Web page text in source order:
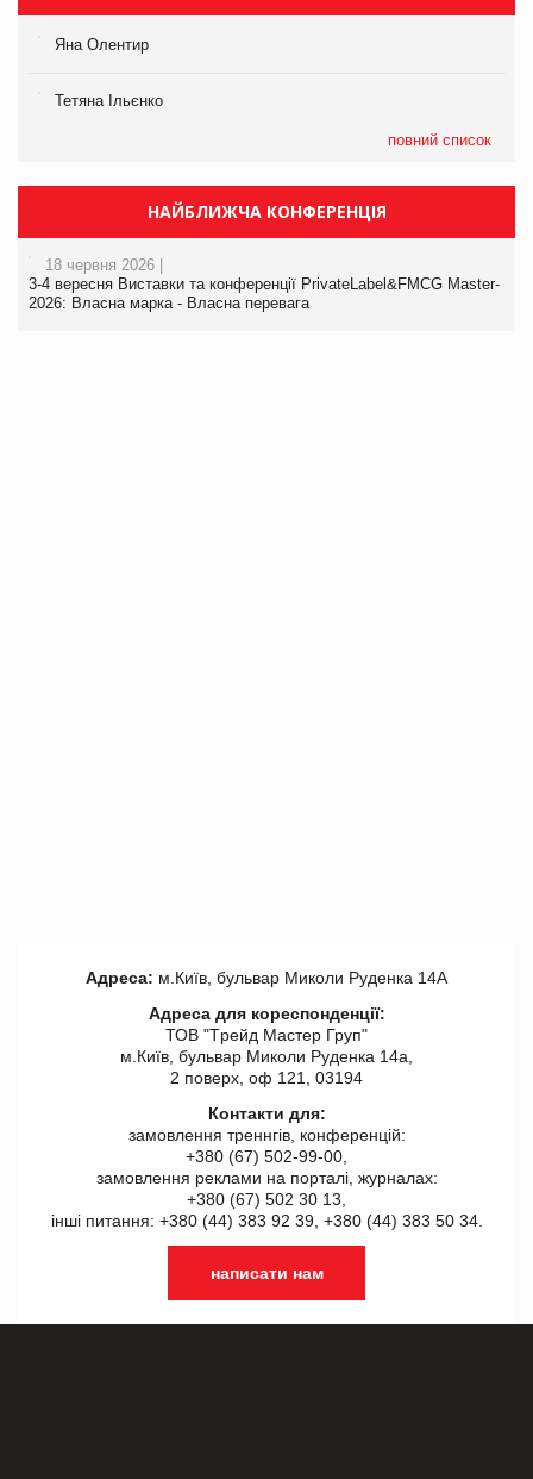
Яна Олентир
Тетяна Ільєнко
повний список
НАЙБЛИЖЧА КОНФЕРЕНЦІЯ
18 червня 2026 |
3-4 вересня Виставки та конференції PrivateLabel&FMCG Master-
2026: Власна марка - Власна перевага
Адреса: м.Київ, бульвар Миколи Руденка 14А
Адреса для кореспонденції:
ТОВ "Tрейд Мастер Груп"
м.Київ, бульвар Миколи Руденка 14а,
2 поверх, оф 121, 03194
Контакти для:
замовлення треннгів, конференцій:
+380 (67) 502-99-00,
замовлення реклами на порталі, журналах:
+380 (67) 502 30 13,
інші питання: +380 (44) 383 92 39, +380 (44) 383 50 34.
написати нам